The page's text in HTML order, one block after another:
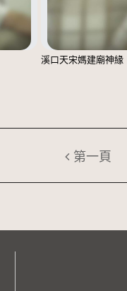
溪口天宋媽建廟神緣
第一頁